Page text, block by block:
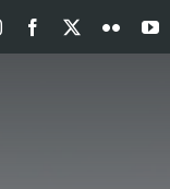
InstagramFacebook Flickr